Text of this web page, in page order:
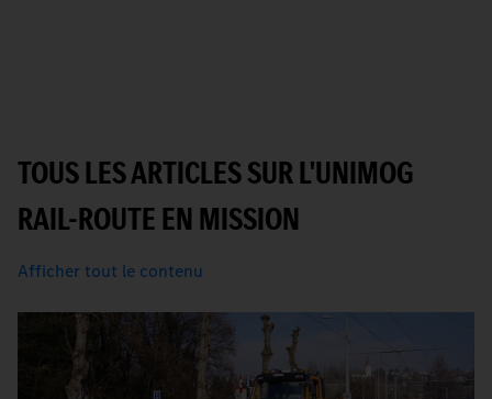
TOUS LES ARTICLES SUR L'UNIMOG
RAIL-ROUTE EN MISSION
Afficher tout le contenu